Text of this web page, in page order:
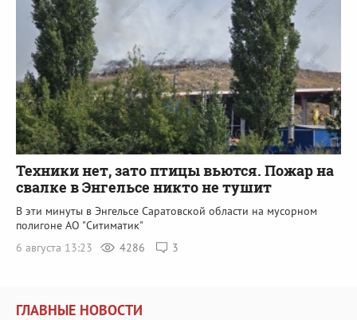
Техники нет, зато птицы вьются. Пожар на
свалке в Энгельсе никто не тушит
В эти минуты в Энгельсе Саратовской области на мусорном
полигоне АО "Ситиматик"
6 августа 13:23
4286 3
ГЛАВНЫЕ НОВОСТИ